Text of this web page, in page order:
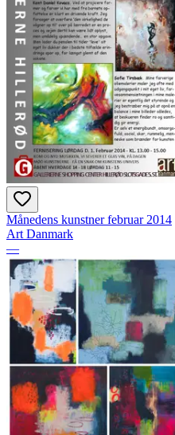
Månedens kunstner februar 2014
Art Danmark
—